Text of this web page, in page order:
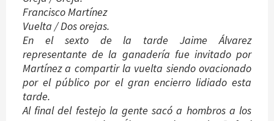
Francisco Martínez
Vuelta / Dos orejas.
En el sexto de la tarde Jaime Álvarez
representante de la ganadería fue invitado por
Martínez a compartir la vuelta siendo ovacionado
por el público por el gran encierro lidiado esta
tarde.
Al final del festejo la gente sacó a hombros a los